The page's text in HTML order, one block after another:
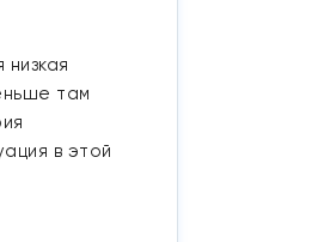
там
в этой